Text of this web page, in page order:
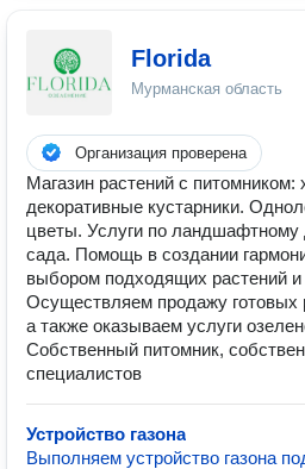
Florida
Мурманская область
Организация проверена
Магазин растений с
декоративные кустарники.
цветы. Услуги по ландшафтному
сада. Помощь в создании
выбором подходящих растений
Осуществляем продажу готовых
а также оказываем услуги
Собственный питомник,
специалистов
Устройство газона
Выполняем устройство газона